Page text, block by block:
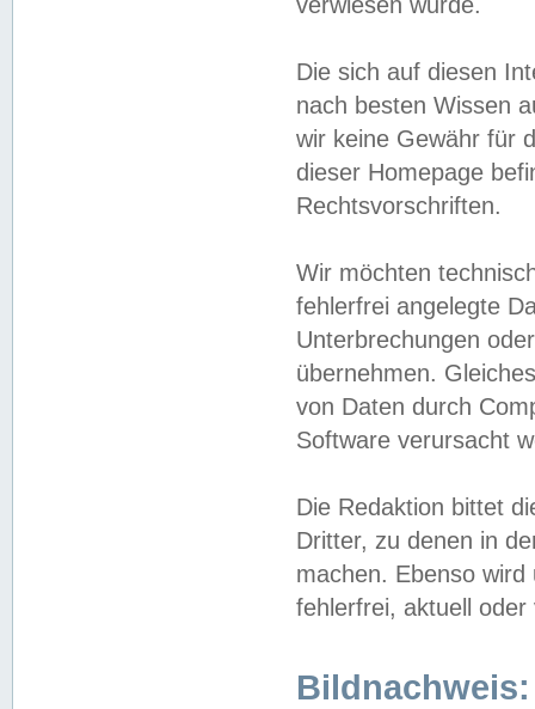
verwiesen wurde.
Die sich auf diesen
nach besten Wissen
wir keine Gewähr für
dieser Homepage
Rechtsvorschriften.
Wir möchten
fehlerfrei angelegte
Unterbrechungen
übernehmen.
von Daten durch
Software verursacht
Die Redaktion bittet
Dritter, zu denen in
machen. Ebenso
fehlerfrei, aktuell oder
Bildnachweis: